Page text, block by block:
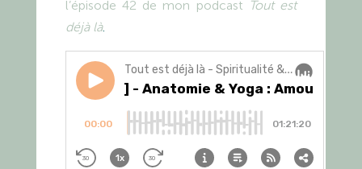
l’épisode 42 de mon podcast Tout est
déjà là.